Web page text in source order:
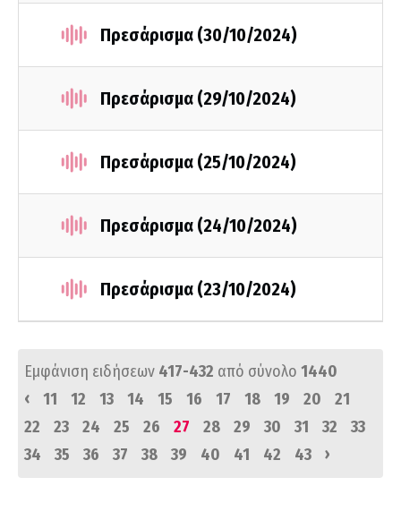
Πρεσάρισμα (30/10/2024)
Πρεσάρισμα (29/10/2024)
Πρεσάρισμα (25/10/2024)
Πρεσάρισμα (24/10/2024)
Πρεσάρισμα (23/10/2024)
Εμφάνιση ειδήσεων 417-432 από σύνολο 1440
‹
11 12 13 14 15 16 17 18 19 20
21
22
23 24 25 26 27 28 29 30 31 32
33
34
35 36 37 38 39 40 41 42 43 ›